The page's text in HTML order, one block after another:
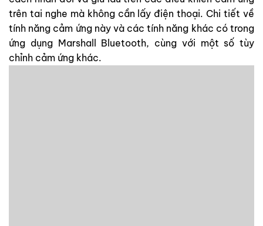
trên tai nghe mà không cần lấy điện thoại. Chi tiết về
tính năng cảm ứng này và các tính năng khác có trong
ứng dụng Marshall Bluetooth, cùng với một số tùy
chỉnh cảm ứng khác.